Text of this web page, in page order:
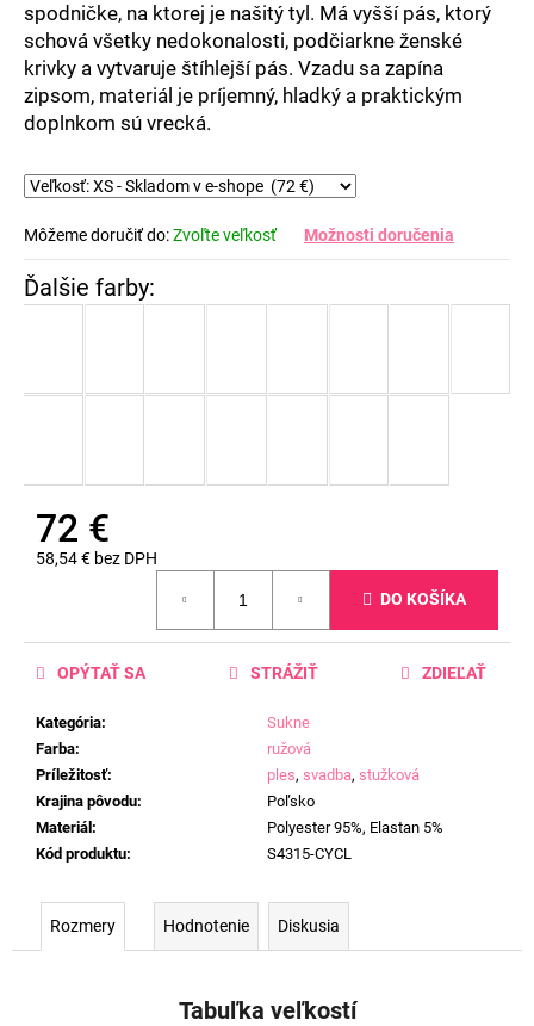
spodničke, na ktorej je našitý tyl. Má vyšší pás, ktorý
schová všetky nedokonalosti, podčiarkne ženské
krivky a vytvaruje štíhlejší pás. Vzadu sa zapína
zipsom, materiál je príjemný, hladký a praktickým
doplnkom sú vrecká.
Môžeme doručiť do:Zvoľte veľkosť Možnosti doručenia
72 €
58,54 € bez DPH
DO KOŠÍKA
Kategória:
Sukne
Farba:
ružová
Príležitosť: ples, svadba, stužková
Krajina pôvodu:
Poľsko
Materiál :
Polyester 95%, Elastan 5%
Kód produktu: S4315-CYCL
OPÝTAŤ SA STRÁŽIŤ ZDIEĽAŤ
Rozmery Hodnotenie Diskusia
Tabuľka veľkostí